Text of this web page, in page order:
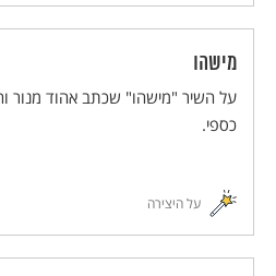
מישהו
על השיר "מישהו" שכתב אהוד מנור
כספי.
על היצירה